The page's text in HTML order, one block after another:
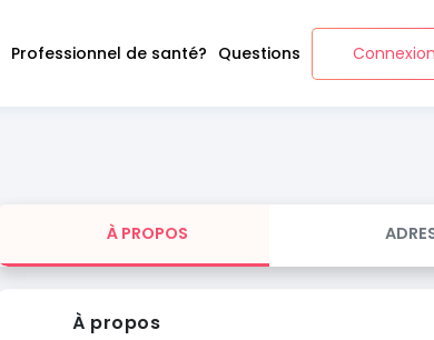
Professionnel de santé? Questions Connexion
À PROPOS
À propos